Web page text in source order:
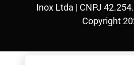
Inox Ltda | CNPJ
Copyright